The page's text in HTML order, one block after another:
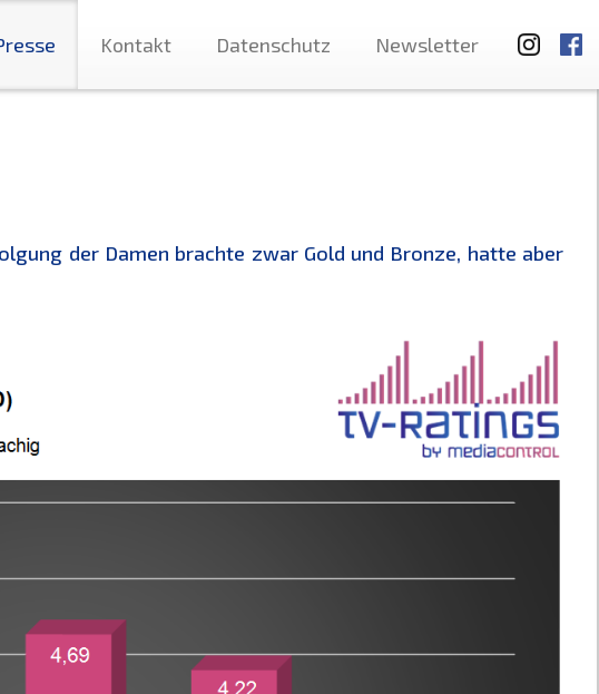
Kontakt Datenschutz Newsletter
der Damen brachte zwar Gold und Bronze, hatte aber